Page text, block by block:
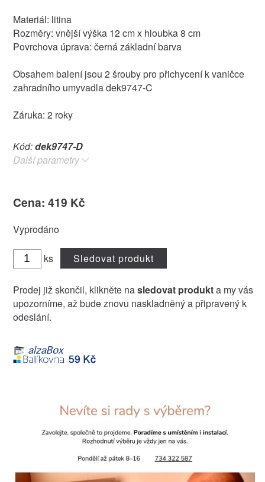
Materiál: litina
Rozměry: vnější výška 12 cm x hloubka 8 cm
Povrchova úprava: černá základní barva
Obsahem balení jsou 2 šrouby pro přichycení k vaničce
zahradního umyvadla dek9747-C
Záruka: 2 roky
Kód:dek9747-D
Další parametry
Cena: 419 Kč
Vyprodáno
ks Sledovat produkt
Prodej již skončil, klikněte nasledovat produkta my vás
upozorníme, až bude znovu naskladněný a připravený k
odeslání.